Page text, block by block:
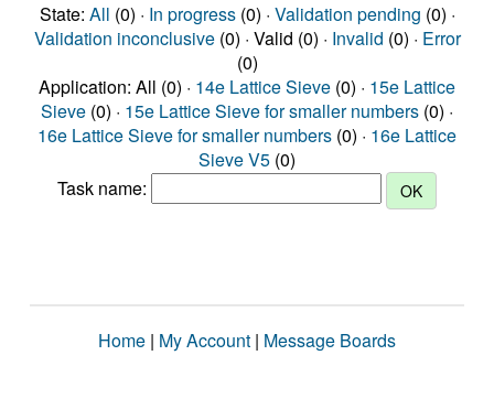
State: All (0) · In progress(0) · Validation pending (0) ·
Validation inconclusive(0) · Valid (0) · Invalid (0) · Error
(0)
Application: All (0) · 14e Lattice Sieve (0) · 15e Lattice
Sieve (0) · 15e Lattice Sieve for smaller numbers (0) ·
16e Lattice Sieve for smaller numbers (0) · 16e Lattice
Sieve V5 (0)
Task name:
Home | My Account | Message Boards